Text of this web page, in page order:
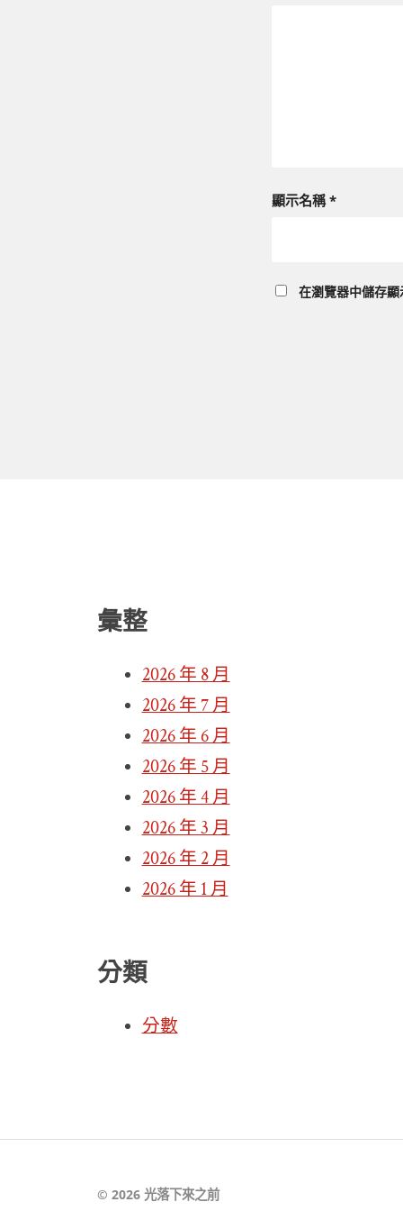
顯示名稱*
在瀏覽器中儲存
彙整
2026 年 8 月
2026 年 7 月
2026 年 6 月
2026 年 5 月
2026 年 4 月
2026 年 3 月
2026 年 2 月
2026 年 1 月
分類
分數
© 2026 光落下來之前